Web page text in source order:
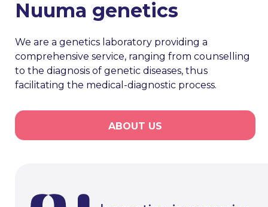
Nuuma genetics
We are a genetics laboratory providing a
comprehensive service, ranging from counselling
to the diagnosis of genetic diseases, thus
facilitating the medical-diagnostic process.
ABOUT US